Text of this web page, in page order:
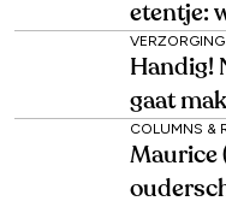
etentje:
VERZORGING
Handig!
gaat
COLUMNS &
Maurice